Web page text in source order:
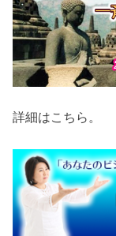
詳細はこちら。